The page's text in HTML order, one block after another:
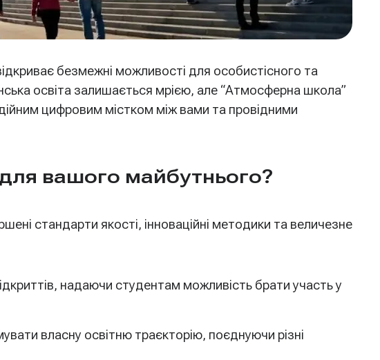
безмежні можливості для особистісного та
освіта залишається мрією, але “Атмосферна школа”
цифровим містком між вами та провідними
вашого майбутнього?
стандарти якості, інноваційні методики та величезне
надаючи студентам можливість брати участь у
власну освітню траєкторію, поєднуючи різні